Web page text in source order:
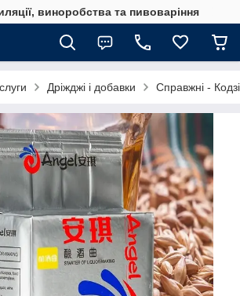
виноробства та пивоваріння
Дріжджі і добавки Справжні -